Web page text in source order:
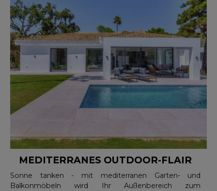
MEDITERRANES OUTDOOR-FLAIR
Sonne tanken - mit mediterranen Garten- und
Balkonmöbeln wird Ihr Außenbereich zum